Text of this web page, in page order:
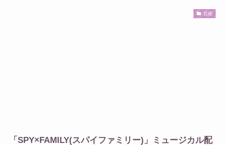
芸能
「SPY×FAMILY(スパイファミリー)」ミュージカル配